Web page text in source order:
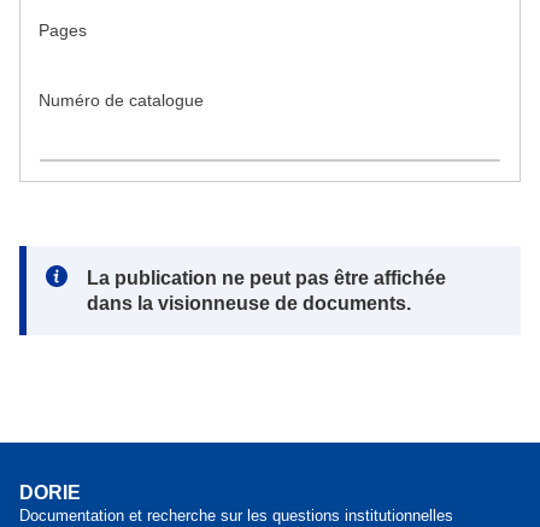
Pages
Numéro de catalogue
Note:
La publication ne peut pas être affichée
dans la visionneuse de documents.
DORIE
Documentation et recherche sur les questions institutionnelles